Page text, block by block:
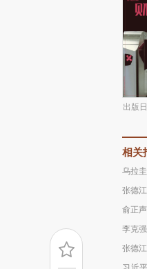
出版
相关
乌拉
张德
俞正
李克
张德